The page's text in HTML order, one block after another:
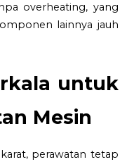
overheating, yang
lainnya jauh
untuk
Mesin
perawatan tetap